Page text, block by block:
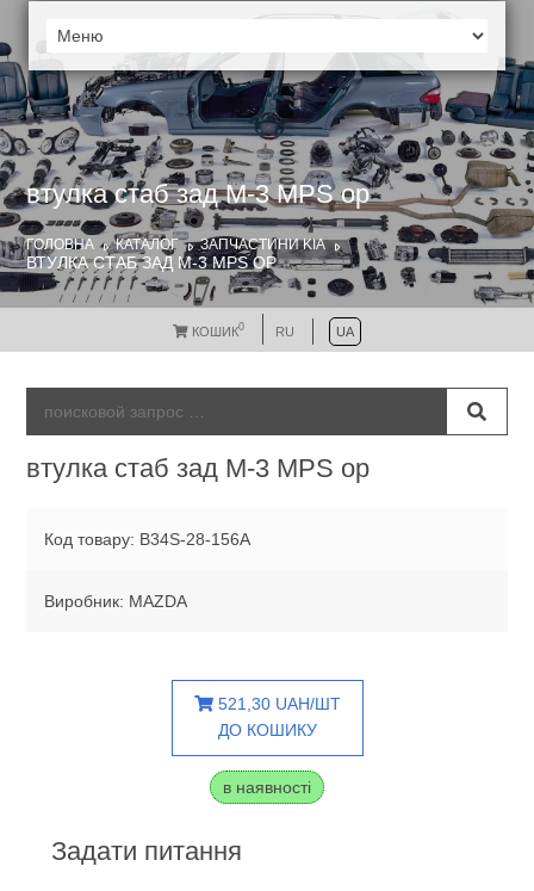
втулка стаб зад M-3 MPS ор
ГОЛОВНА КАТАЛОГ ЗАПЧАСТИНИ KIA
ВТУЛКА СТАБ ЗАД M-3 MPS ОР
КОШИК0 RU UA
втулка стаб зад M-3 MPS ор
Код товару: B34S-28-156A
Виробник: MAZDA
521,30 UAH/ШТ
ДО КОШИКУ
в наявності
Задати питання